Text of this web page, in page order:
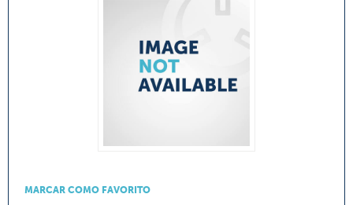
MARCAR COMO FAVORITO